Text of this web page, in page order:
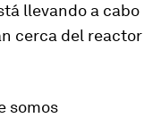
llevando a cabo
cerca del reactor
somos